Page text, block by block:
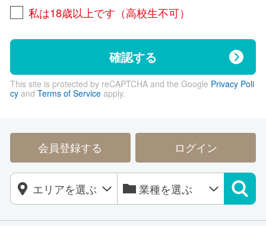
私は18歳以上です（高校生不可）
確認する
This site is protected by reCAPTCHA and the Google Privacy Poli
cyand Terms of Serviceapply.
会員登録する ログイン